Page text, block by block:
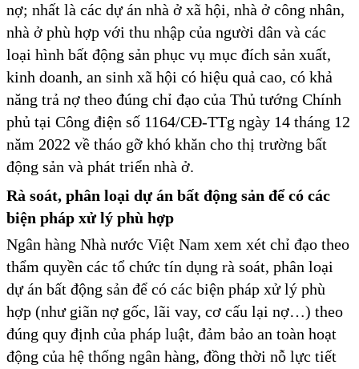
nợ; nhất là các dự án nhà ở xã hội, nhà ở công nhân,
nhà ở phù hợp với thu nhập của người dân và các
loại hình bất động sản phục vụ mục đích sản xuất,
kinh doanh, an sinh xã hội có hiệu quả cao, có khả
năng trả nợ theo đúng chỉ đạo của Thủ tướng Chính
phủ tại Công điện số 1164/CĐ-TTg ngày 14 tháng 12
năm 2022 về tháo gỡ khó khăn cho thị trường bất
động sản và phát triển nhà ở.
Rà soát, phân loại dự án bất động sản để có các
biện pháp xử lý phù hợp
Ngân hàng Nhà nước Việt Nam xem xét chỉ đạo theo
thẩm quyền các tổ chức tín dụng rà soát, phân loại
dự án bất động sản để có các biện pháp xử lý phù
hợp (như giãn nợ gốc, lãi vay, cơ cấu lại nợ…) theo
đúng quy định của pháp luật, đảm bảo an toàn hoạt
động của hệ thống ngân hàng, đồng thời nỗ lực tiết